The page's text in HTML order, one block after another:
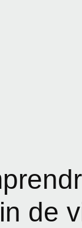
de